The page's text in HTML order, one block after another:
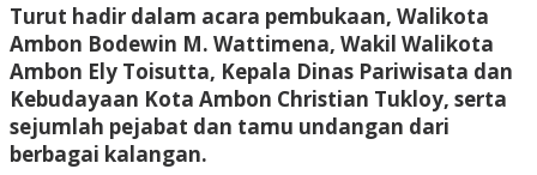
Turut hadir dalam acara pembukaan, Walikota
Ambon Bodewin M. Wattimena, Wakil Walikota
Ambon Ely Toisutta, Kepala Dinas Pariwisata dan
Kebudayaan Kota Ambon Christian Tukloy, serta
sejumlah pejabat dan tamu undangan dari
berbagai kalangan.